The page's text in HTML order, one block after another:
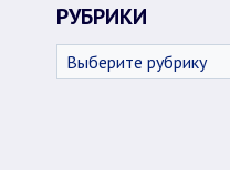
РУБРИКИ
Рубрики